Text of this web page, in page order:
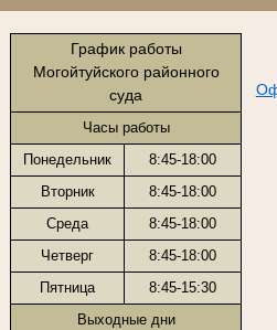
График работы
Могойтуйского районного
суда
Часы работы
Понедельник
8:45-18:00
Вторник
8:45-18:00
Среда
8:45-18:00
Четверг
8:45-18:00
Пятница
8:45-15:30
Выходные дни